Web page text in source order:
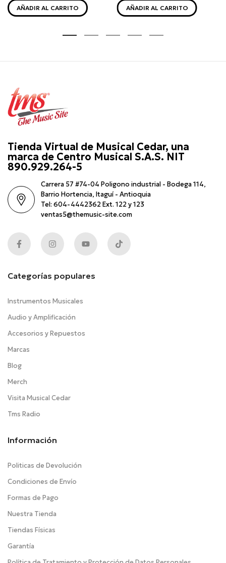
AÑADIR AL CARRITO AÑADIR AL CARRITO
Tienda Virtual de Musical Cedar, una
marca de Centro Musical S.A.S. NIT
890.929.264-5
Carrera 57 #74-04 Poligono industrial - Bodega 114,
Barrio Hortencia, Itaguí - Antioquia
Tel: 604-4442362 Ext. 122 y 123
ventas5@themusic-site.com
Categorías populares
Instrumentos Musicales
Audio y Amplificación
Accesorios y Repuestos
Marcas
Blog
Merch
Visita Musical Cedar
Tms Radio
Información
Politicas de Devolución
Condiciones de Envío
Formas de Pago
Nuestra Tienda
Tiendas Físicas
Garantía